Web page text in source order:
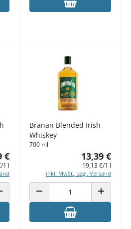
€
1 l
ERHÖHEN
Branan Blended Irish
Whiskey
700 ml
13,39 €
19,13 €/1 l
inkl. MwSt., zzgl. Versand
ANZAHL VERRINGERN ANZAHL